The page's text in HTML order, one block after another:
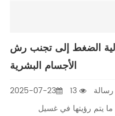
الضغط إلى تجنب رش
الأجسام البشرية
2025-07-23
ما يتم رؤيتها في غسيل